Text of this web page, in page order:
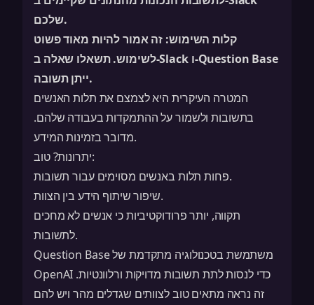
שלכם.
קלות השימוש: זה אמור להיות מאוד פשוט
לשימוש. תשאלו שאלה ב-Slack ו-Question Base
ייתן תשובה.
המטרה העיקרית היא לצמצם את תלות האנשים
בתשובות ולשמור על ההתמקדות בעבודה שלהם.
מדובר בזמינות המידע.
יתרונות? טוב:
פחות תלות באנשים מסוימים עבור תשובות.
שיפור שיתוף הידע בין הצוות.
תקווה, יותר פרודוקטיביות כי אנשים לא מחכים
לתשובות.
Question Base משתמשת בטכנולוגיה מתקדמת של
OpenAI כדי לנסות לתת תשובות מדויקות ורלוונטיות.
זה נראה מתאים טוב לצוותים שגדלים מהר ויש להם